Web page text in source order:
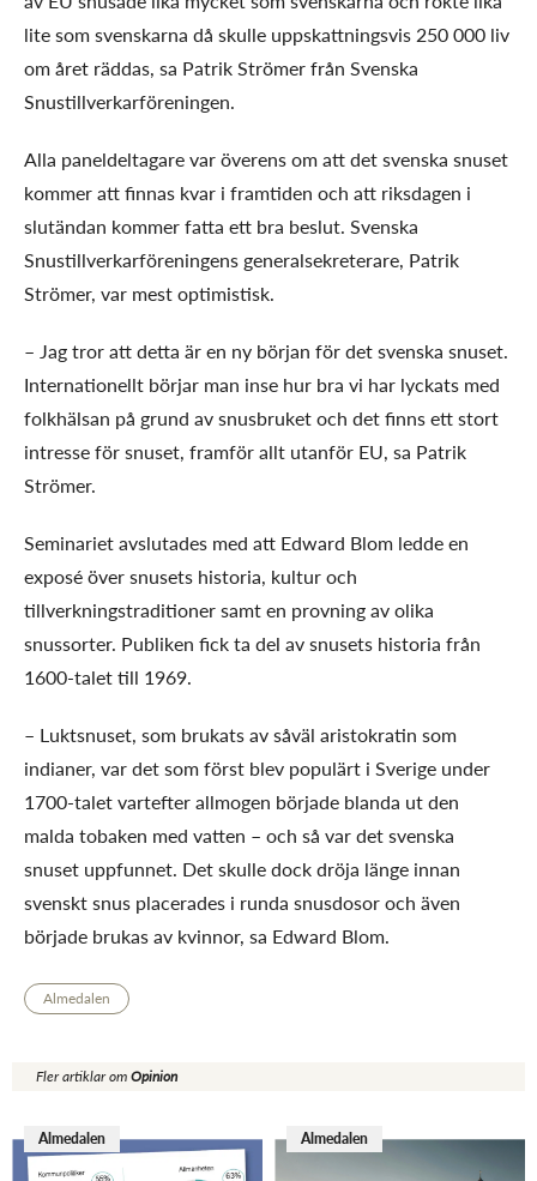
lite som svenskarna då skulle uppskattningsvis 250 000 liv
om året räddas, sa Patrik Strömer från Svenska
Snustillverkarföreningen.
Alla paneldeltagare var överens om att det svenska snuset
kommer att finnas kvar i framtiden och att riksdagen i
slutändan kommer fatta ett bra beslut. Svenska
Snustillverkarföreningens generalsekreterare, Patrik
Strömer, var mest optimistisk.
– Jag tror att detta är en ny början för det svenska snuset.
Internationellt börjar man inse hur bra vi har lyckats med
folkhälsan på grund av snusbruket och det finns ett stort
intresse för snuset, framför allt utanför EU, sa Patrik
Strömer.
Seminariet avslutades med att Edward Blom ledde en
exposé över snusets historia, kultur och
tillverkningstraditioner samt en provning av olika
snussorter. Publiken fick ta del av snusets historia från
1600-talet till 1969.
– Luktsnuset, som brukats av såväl aristokratin som
indianer, var det som först blev populärt i Sverige under
1700-talet vartefter allmogen började blanda ut den
malda tobaken med vatten – och så var det svenska
snuset uppfunnet. Det skulle dock dröja länge innan
svenskt snus placerades i runda snusdosor och även
började brukas av kvinnor, sa Edward Blom.
Almedalen
Fler artiklar omOpinion
Almedalen Almedalen